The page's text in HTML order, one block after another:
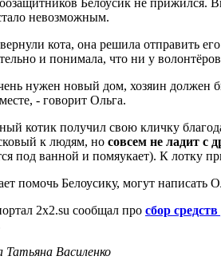
невозможным.
кота, она решила отправить
и понимала, что ни у
нужен новый дом, хозяин должен
- говорит Ольга.
котик получил свою кличку
к людям, но совсем не ладит с
под ванной и помяукает). К лотку
помочь Белоусику, могут написать
2x2.su сообщал про сбор
Татьяна Василенко